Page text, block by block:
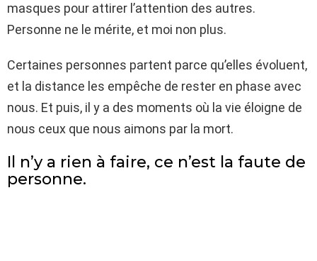
masques pour attirer l’attention des autres.
Personne ne le mérite, et moi non plus.
Certaines personnes partent parce qu’elles évoluent,
et la distance les empêche de rester en phase avec
nous. Et puis, il y a des moments où la vie éloigne de
nous ceux que nous aimons par la mort.
Il n’y a rien à faire, ce n’est la faute de
personne.